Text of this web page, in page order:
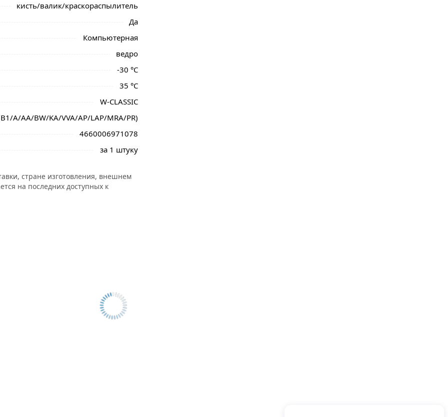
кисть/валик/краскораспылитель
Да
Компьютерная
ведро
-30 °С
35 °С
W-CLASSIС
A/AA/BW/KA/VVA/AP/LAP/MRA/PR)
4660006971078
за 1 штуку
стране изготовления, внешнем
на последних доступных к